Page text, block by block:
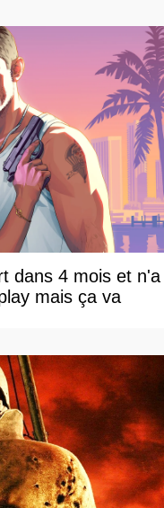
dans 4 mois et n'a
mais ça va